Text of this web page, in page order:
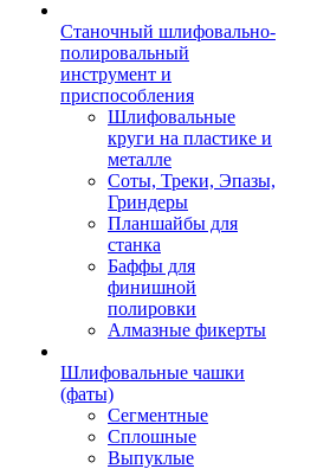
Станочный шлифовально-
полировальный
инструмент и
приспособления
Шлифовальные
круги на пластике и
металле
Соты, Треки, Эпазы,
Гриндеры
Планшайбы для
станка
Баффы для
финишной
полировки
Алмазные фикерты
Шлифовальные чашки
(фаты)
Сегментные
Сплошные
Выпуклые